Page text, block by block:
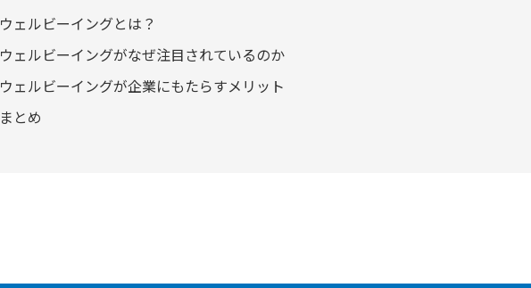
ウェルビーイングとは？
ウェルビーイングがなぜ注目されているのか
ウェルビーイングが企業にもたらすメリット
まとめ